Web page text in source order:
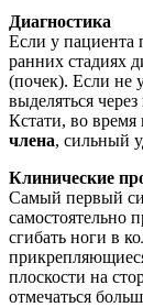
Диагностика
Если у пациента
ранних стадиях
(почек). Если не
выделяться
Кстати, во
члена, сильный
Клинические
Самый первый
самостоятельно
сгибать ноги в
плоскости на
отмечаться